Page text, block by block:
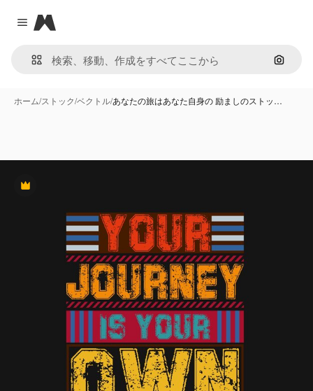
Close menu
Magnific
画像で
ホーム/ストック/ベクトル/あなたの旅はあなた自身の 励ましのストッ…
Premium